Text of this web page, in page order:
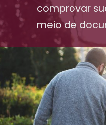
comprovar
meio de